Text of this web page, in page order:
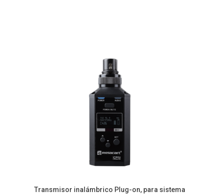
Transmisor inalámbrico Plug-on, para sistema